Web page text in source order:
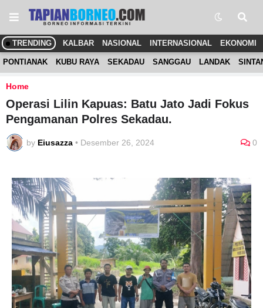
TRENDING KALBAR NASIONAL INTERNASIONAL EKONOMI
PONTIANAK KUBU RAYA SEKADAU SANGGAU LANDAK
Home
Operasi Lilin Kapuas: Batu Jato Jadi Fokus
Pengamanan Polres Sekadau.
by Eiusazza • Desember 26, 2024 0